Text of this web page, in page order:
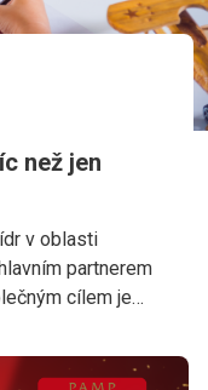
než jen
v oblasti
partnerem
cílem je